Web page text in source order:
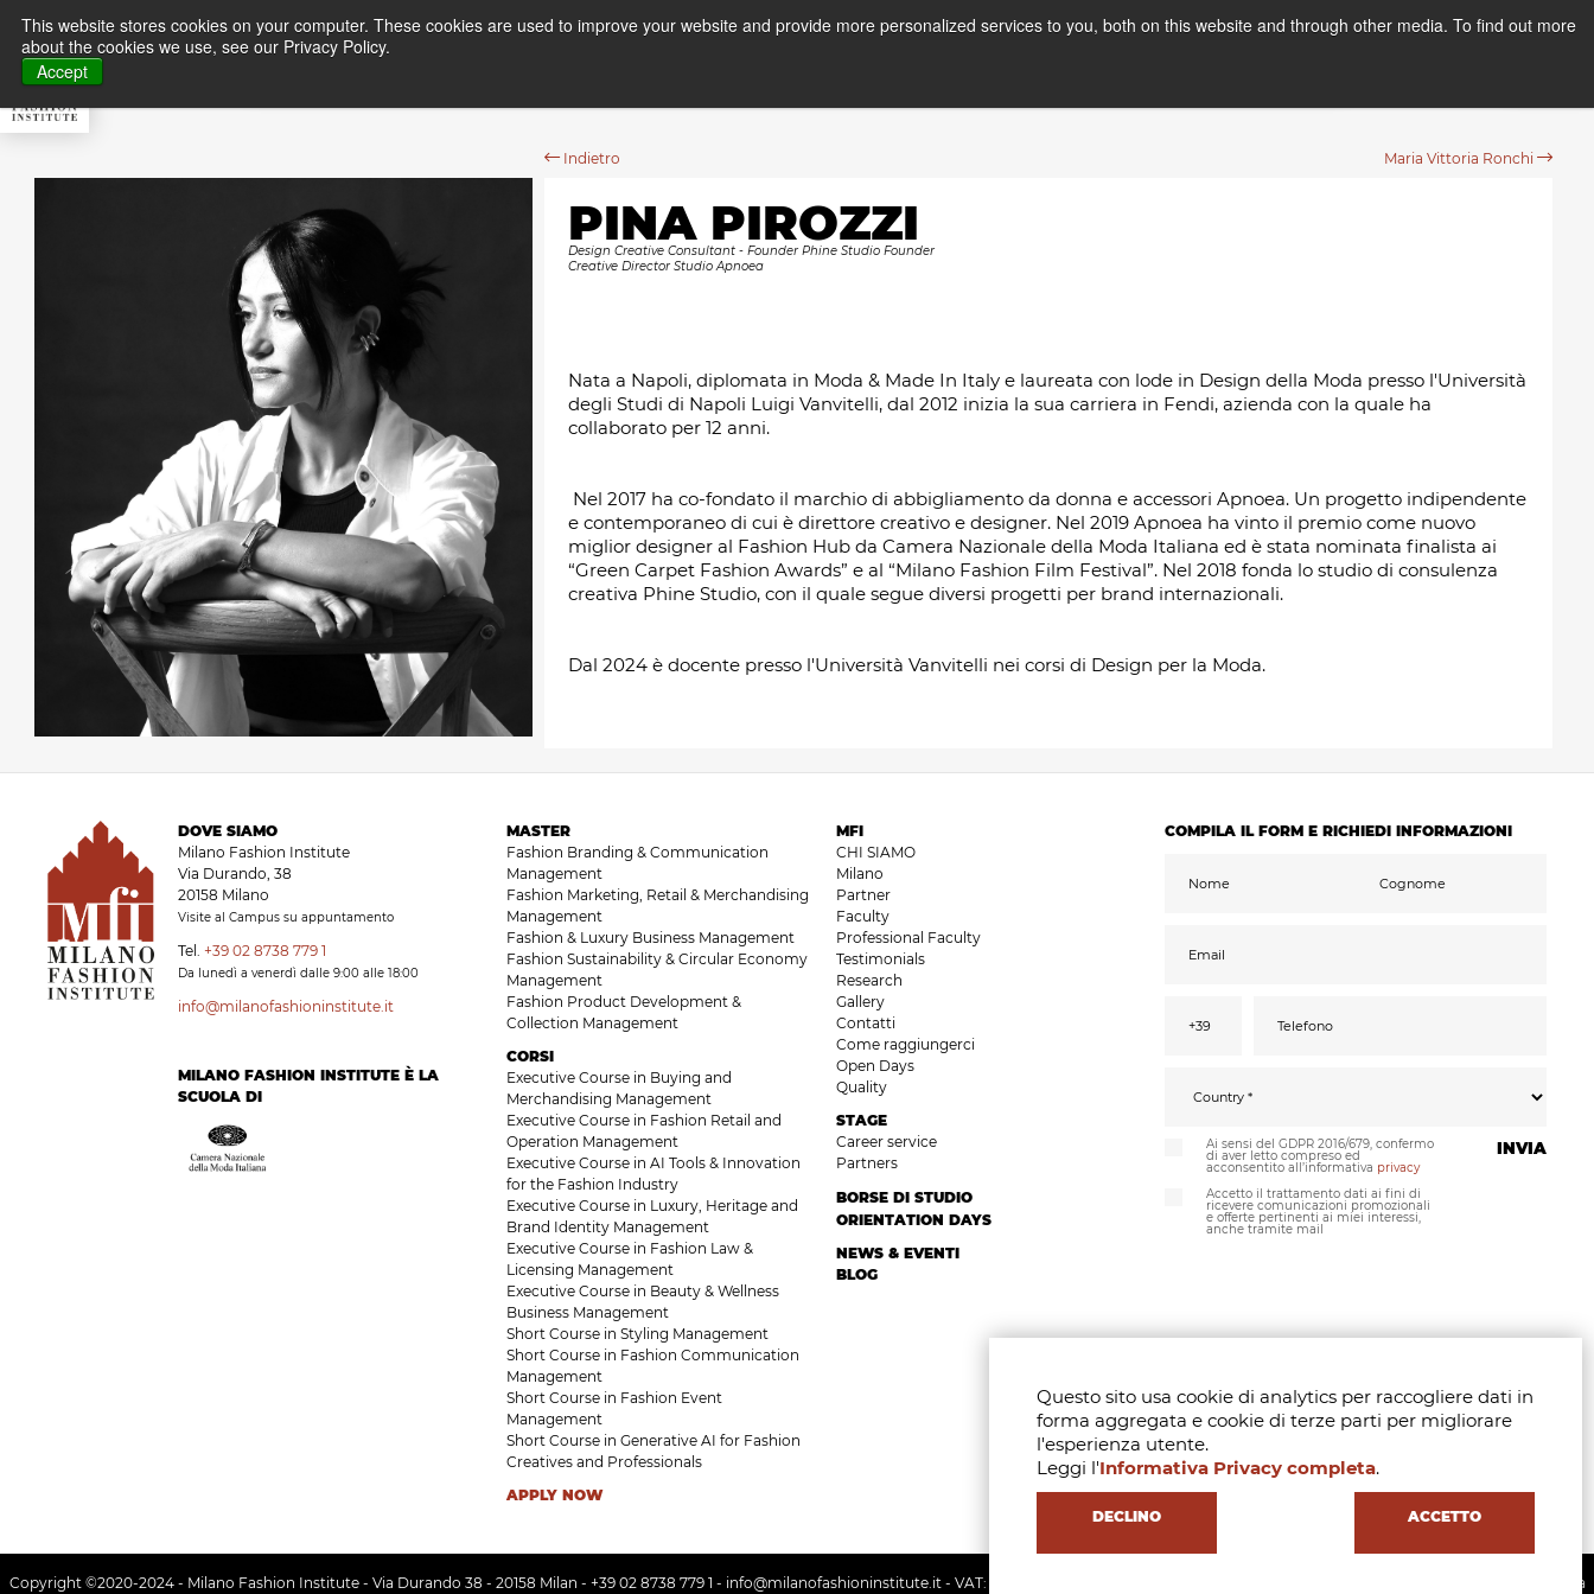
This website stores cookies on your computer. These cookies are used to improve your website and provide more personalized services to you, both on this website and through other media. To find out more
about the cookies we use, see our Privacy Policy.
Accept
About MFI
Questo sito usa cookie di analytics per raccogliere dati in
forma aggregata e cookie di terze parti per migliorare
l'esperienza utente.
Leggi l'Informativa Privacy completa.
DECLINO ACCETTO
Indietro Maria Vittoria Ronchi
PINA PIROZZI
Design Creative Consultant - Founder Phine Studio Founder
Creative Director Studio Apnoea
Nata a Napoli, diplomata in Moda & Made In Italy e laureata con lode in Design della Moda presso l'Università
degli Studi di Napoli Luigi Vanvitelli, dal 2012 inizia la sua carriera in Fendi, azienda con la quale ha
collaborato per 12 anni.
Nel 2017 ha co-fondato il marchio di abbigliamento da donna e accessori Apnoea. Un progetto indipendente
e contemporaneo di cui è direttore creativo e designer. Nel 2019 Apnoea ha vinto il premio come nuovo
miglior designer al Fashion Hub da Camera Nazionale della Moda Italiana ed è stata nominata finalista ai
“Green Carpet Fashion Awards” e al “Milano Fashion Film Festival”. Nel 2018 fonda lo studio di consulenza
creativa Phine Studio, con il quale segue diversi progetti per brand internazionali.
Dal 2024 è docente presso l'Università Vanvitelli nei corsi di Design per la Moda.
DOVE SIAMO
Milano Fashion Institute
Via Durando, 38
20158 Milano
Visite al Campus su appuntamento
Tel. +39 02 8738 779 1
Da lunedì a venerdì dalle 9:00 alle 18:00
info@milanofashioninstitute.it
MILANO FASHION INSTITUTE È LA
SCUOLA DI
MASTER
Fashion Branding & Communication
Management
Fashion Marketing, Retail & Merchandising
Management
Fashion & Luxury Business Management
Fashion Sustainability & Circular Economy
Management
Fashion Product Development &
Collection Management
CORSI
Executive Course in Buying and
Merchandising Management
Executive Course in Fashion Retail and
Operation Management
Executive Course in AI Tools & Innovation
for the Fashion Industry
Executive Course in Luxury, Heritage and
Brand Identity Management
Executive Course in Fashion Law &
Licensing Management
Executive Course in Beauty & Wellness
Business Management
Short Course in Styling Management
Short Course in Fashion Communication
Management
Short Course in Fashion Event
Management
Short Course in Generative AI for Fashion
Creatives and Professionals
APPLY NOW
MFI
CHI SIAMO
Milano
Partner
Faculty
Professional Faculty
Testimonials
Research
Gallery
Contatti
Come raggiungerci
Open Days
Quality
STAGE
Career service
Partners
BORSE DI STUDIO
ORIENTATION DAYS
NEWS & EVENTI
BLOG
COMPILA IL FORM E RICHIEDI INFORMAZIONI
Ai sensi del GDPR 2016/679, confermo
di aver letto compreso ed
acconsentito all’informativa privacy
INVIA
Accetto il trattamento dati ai fini di
ricevere comunicazioni promozionali
e offerte pertinenti ai miei interessi,
anche tramite mail
Copyright ©2020-2024 - Milano Fashion Institute - Via Durando 38 - 20158 Milan - +39 02 8738 779 1 - info@milanofashioninstitute.it- VAT: 06122860965 - REA MI1842944 - Learning with 4Sigma